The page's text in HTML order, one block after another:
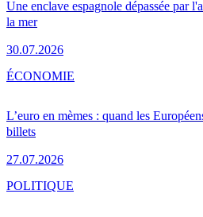
Une enclave espagnole dépassée par
la mer
30.07.2026
L’euro en mèmes : quand les
billets
27.07.2026
ÉCONOMIE
POLITIQUE